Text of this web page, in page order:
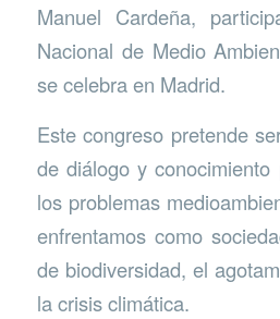
Manuel Cardeña,
Nacional de Medio
se celebra en Madrid.
Este congreso pretende
de diálogo y
los problemas
enfrentamos como
de biodiversidad, el
la crisis climática.